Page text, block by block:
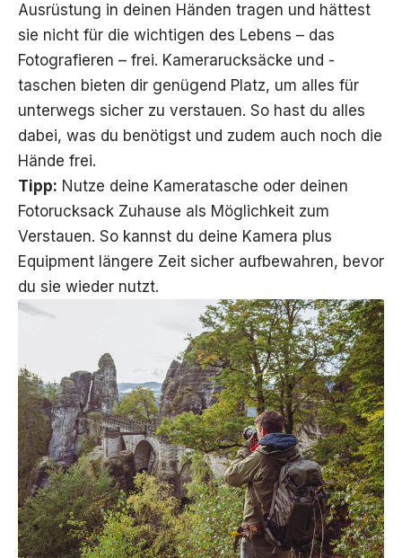
Ausrüstung in deinen Händen tragen und hättest
sie nicht für die wichtigen des Lebens – das
Fotografieren – frei. Kamerarucksäcke und -
taschen bieten dir genügend Platz, um alles für
unterwegs sicher zu verstauen. So hast du alles
dabei, was du benötigst und zudem auch noch die
Hände frei.
Tipp: Nutze deine Kameratasche oder deinen
Fotorucksack Zuhause als Möglichkeit zum
Verstauen. So kannst du deine Kamera plus
Equipment längere Zeit sicher aufbewahren, bevor
du sie wieder nutzt.